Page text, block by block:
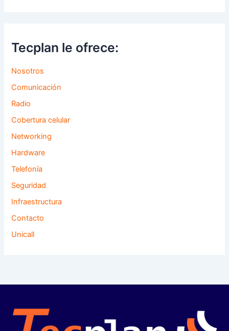
Tecplan le ofrece:
Nosotros
Comunicación
Radio
Cobertura celular
Networking
Hardware
Telefonía
Seguridad
Infraestructura
Contacto
Unicall